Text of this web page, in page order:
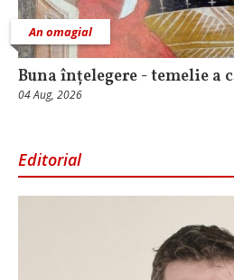
An omagial
Buna înțelegere - temelie
04 Aug, 2026
Editorial